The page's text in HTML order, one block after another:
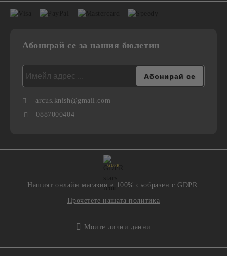
Абонирай се за нашия бюлетин
arcus.knish@gmail.com
0887000404
GDPR
Нашият онлайн магазин е 100% съобразен с GDPR.
Прочетете нашата политика
Моите лични данни